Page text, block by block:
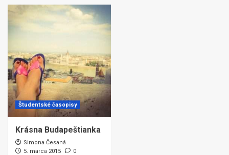
Študentské časopisy
Krásna Budapeštianka
Simona Česaná
5. marca 2015
0